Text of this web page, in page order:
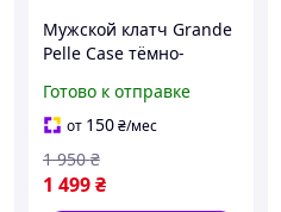
Мужской клатч Grande
Pelle Case тёмно-
24х12 см
Готово к отправке
от 150 ₴/мес
1 499 ₴
1 950 ₴